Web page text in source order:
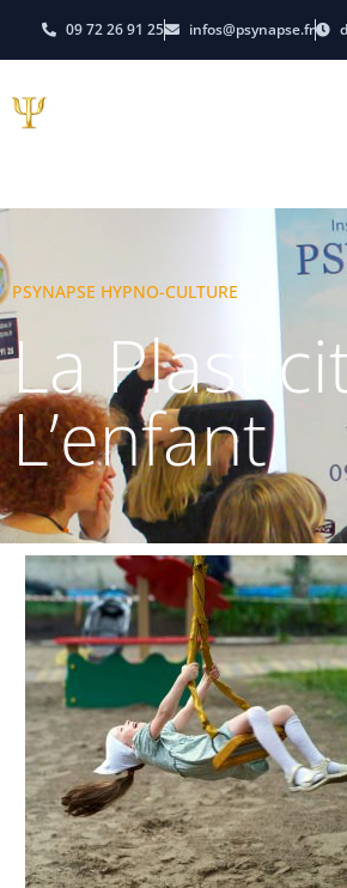
09 72 26 91 25 infos@psynapse.fr
PSYNAPSE HYPNO-CULTURE
La
L’enfant